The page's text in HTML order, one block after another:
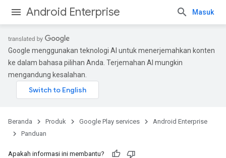
Android Enterprise Masuk
Google menggunakan teknologi AI untuk menerjemahkan konten
ke dalam bahasa pilihan Anda. Terjemahan AI mungkin
mengandung kesalahan.
Beranda Produk Google Play services
Android Enterprise
Panduan
Apakah informasi ini membantu?